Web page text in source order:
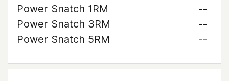
Power Snatch 1RM
--
Power Snatch 3RM
--
Power Snatch 5RM
--